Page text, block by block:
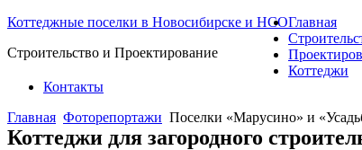
Коттеджные поселки в Новосибирске и НСО
Строительство и Проектирование
Главная
Коттеджи
Контакты
Главная Фоторепортажи Поселки «Марусино» и
Коттеджи для загородного